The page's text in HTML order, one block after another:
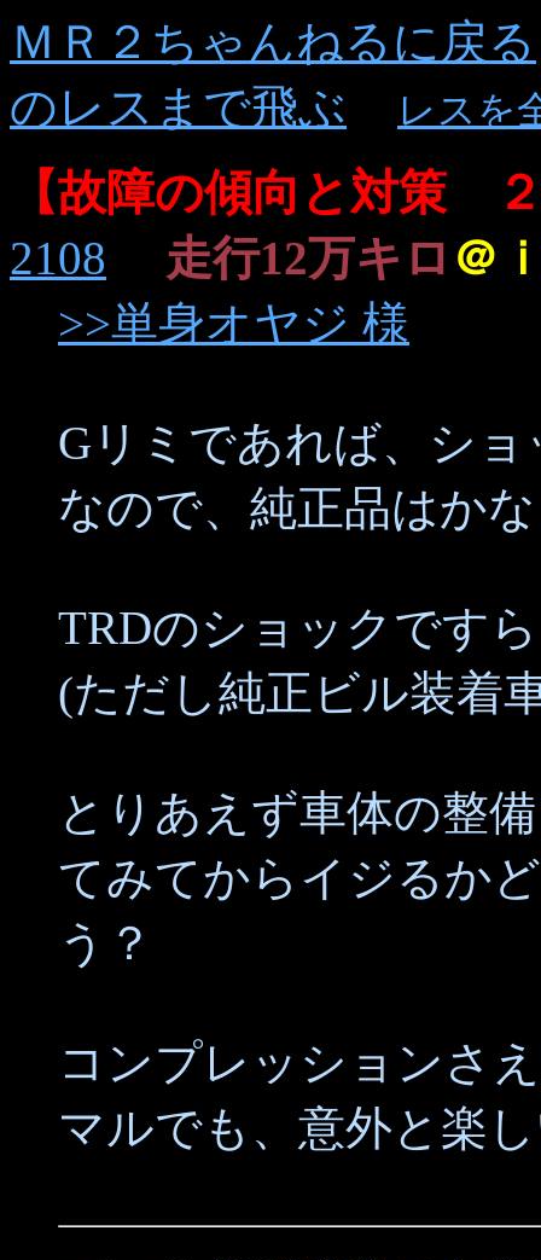
ＭＲ２ちゃんねるに戻る
のレスまで飛ぶ
レスを
【故障の傾向と対策
2108 走行12万キロ ＠
>>単身オヤジ 様
Gリミであれば、シ
なので、純正品はか
TRDのショックです
(ただし純正ビル装着
とりあえず車体の整
てみてからイジるか
う？
コンプレッションさ
マルでも、意外と楽